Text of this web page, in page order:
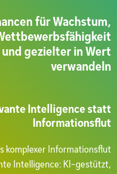
für Wachstum,
gezielter in Wert
verwandeln
Intelligence statt
Informationsflut
komplexer Informationsflut
Intelligence: KI-gestützt,